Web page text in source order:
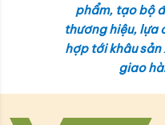
phẩm, tạo bộ
thương hiệu, lựa
hợp tới khâu
giao